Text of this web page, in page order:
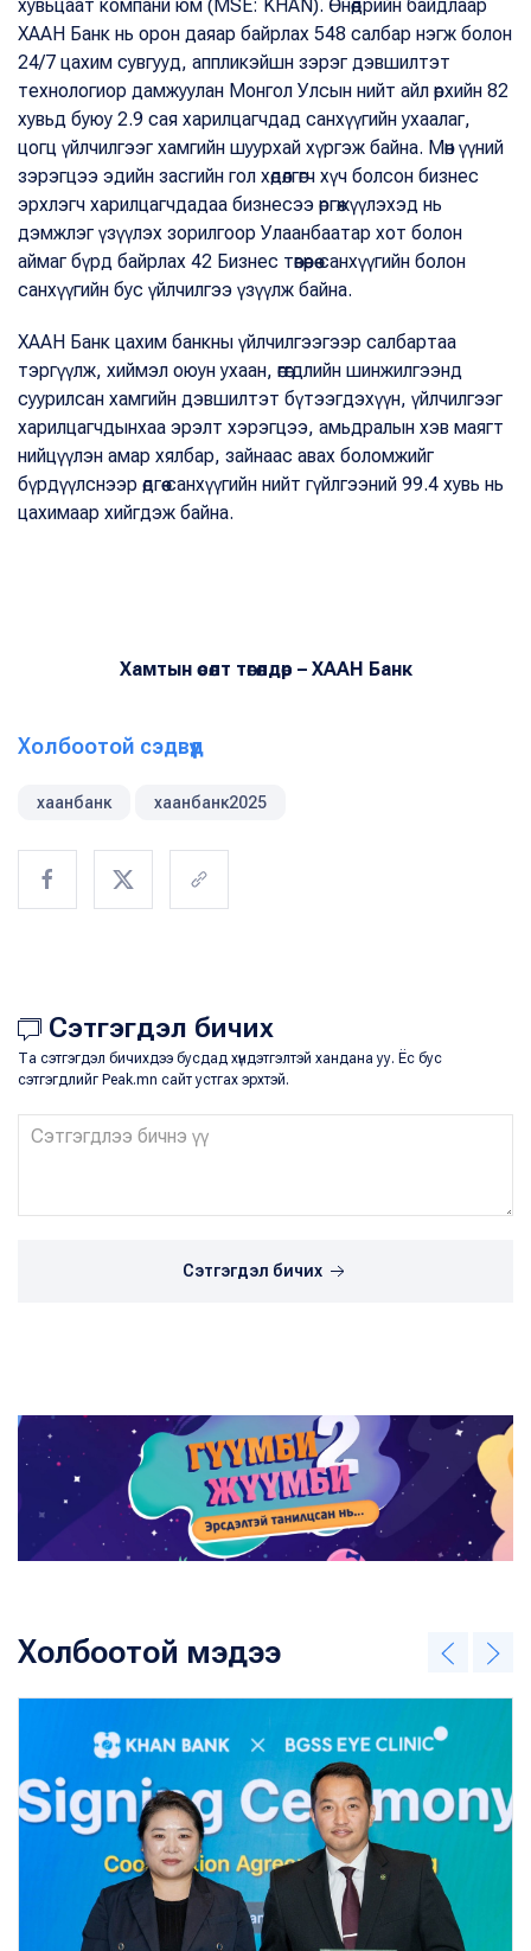
хувьцаат компани юм (MSE: KHAN). Өнөөдрийн байдлаар
ХААН Банк нь орон даяар байрлах 548 салбар нэгж болон
24/7 цахим сувгууд, аппликэйшн зэрэг дэвшилтэт
технологиор дамжуулан Монгол Улсын нийт айл өрхийн 82
хувьд буюу 2.9 сая харилцагчдад санхүүгийн ухаалаг,
цогц үйлчилгээг хамгийн шуурхай хүргэж байна. Мөн үүний
зэрэгцээ эдийн засгийн гол хөдөлгөгч хүч болсон бизнес
эрхлэгч харилцагчдадаа бизнесээ өргөжүүлэхэд нь
дэмжлэг үзүүлэх зорилгоор Улаанбаатар хот болон
аймаг бүрд байрлах 42 Бизнес төвөөрөө санхүүгийн болон
санхүүгийн бус үйлчилгээ үзүүлж байна.
ХААН Банк цахим банкны үйлчилгээгээр салбартаа
тэргүүлж, хиймэл оюун ухаан, өгөгдлийн шинжилгээнд
суурилсан хамгийн дэвшилтэт бүтээгдэхүүн, үйлчилгээг
харилцагчдынхаа эрэлт хэрэгцээ, амьдралын хэв маягт
нийцүүлэн амар хялбар, зайнаас авах боломжийг
бүрдүүлснээр өдгөө санхүүгийн нийт гүйлгээний 99.4 хувь нь
цахимаар хийгдэж байна.
Хамтын өсөлт төгөлдөр – ХААН Банк
Холбоотой сэдвүүд
хаанбанк хаанбанк2025
Сэтгэгдэл бичих
Та сэтгэгдэл бичихдээ бусдад хүндэтгэлтэй хандана уу. Ёс бус
сэтгэгдлийг Peak.mn сайт устгах эрхтэй.
Сэтгэгдэл бичих
Холбоотой мэдээ